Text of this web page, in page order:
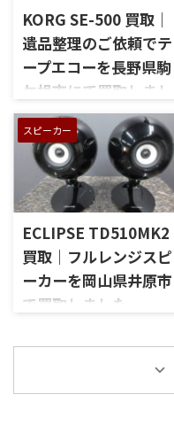
を備えた2chソリッドステート
式のコントロールアンプで、左
右チャンネルの音出し、入力
切替、ボリューム、トーンコン
トロール、MMフォノ入力、バ
外観コンディション、リモコン
など付属品の有無を確認しな
がら査定いたしました。 買取
商品：McIntosh C712 メーカ
ー：McIntosh / マッキントッ
KORG SE-500 買取｜
遺品整理のご依頼でテ
ープエコーを長野県駒
ケ根市にて買取しまし
た
長野県駒ケ根市で、遺品整理に
伴いKORGのテープエコー
「SE-500 Stage Echo」を出張
買取させていただきました。
今回のお品物は、前オーナー
様が大切に保管されていたヴ
ィンテージのテープエコーで、
ご家族様より「価値があるも
のか分からないので、処分する
前に見てほしい」とご相談い
500は、テープを使用したア
ログエコーならではの揺らぎ
や質感を楽しめる機材です。
スピーカー
ECLIPSE TD510MK2
買取｜フルレンジスピ
ーカーを岡山県井原市
で買取しました
ルレンジスピーカー
「TD510MK2」を出張買取さ